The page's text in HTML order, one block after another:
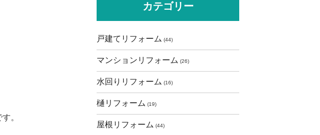
。
カテゴリー
戸建てリフォーム (44)
マンションリフォーム (26)
水回りリフォーム (16)
樋リフォーム (19)
屋根リフォーム (44)